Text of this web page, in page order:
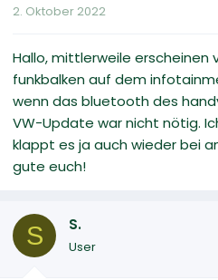
2. Oktober 2022
Hallo, mittlerweile erscheinen
funkbalken auf dem
wenn das bluetooth des
VW-Update war nicht nötig.
klappt es ja auch wieder bei
gute euch!
S S.
User